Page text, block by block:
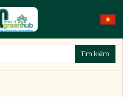
Tìm kiếm